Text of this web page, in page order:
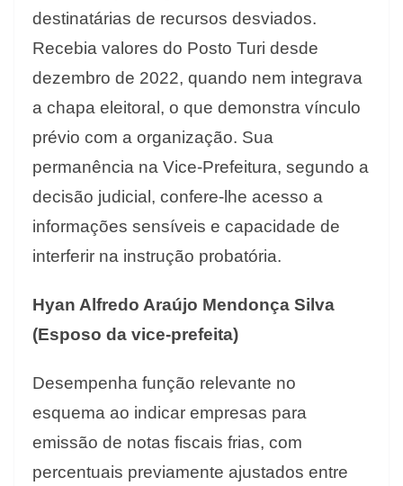
destinatárias de recursos desviados.
Recebia valores do Posto Turi desde
dezembro de 2022, quando nem integrava
a chapa eleitoral, o que demonstra vínculo
prévio com a organização. Sua
permanência na Vice-Prefeitura, segundo a
decisão judicial, confere-lhe acesso a
informações sensíveis e capacidade de
interferir na instrução probatória.
Hyan Alfredo Araújo Mendonça Silva
(Esposo da vice-prefeita)
Desempenha função relevante no
esquema ao indicar empresas para
emissão de notas fiscais frias, com
percentuais previamente ajustados entre